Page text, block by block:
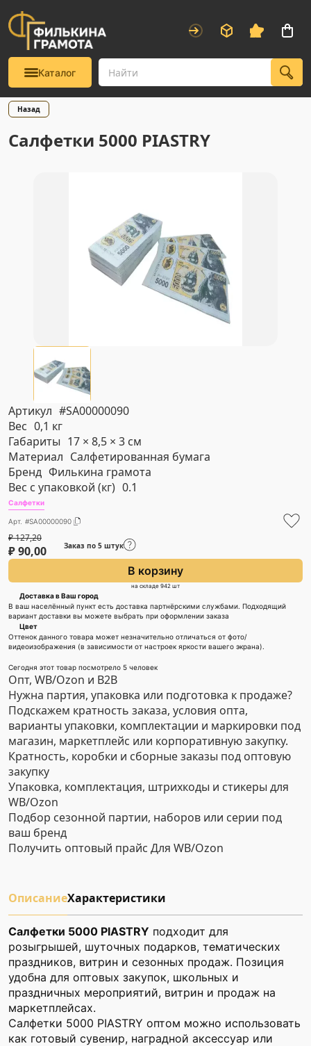
Каталог
Назад
Салфетки 5000 PIASTRY
Артикул #SA00000090
Вес 0,1 кг
Габариты 17 × 8,5 × 3 см
Материал Салфетированная бумага
Бренд Филькина грамота
Вес с упаковкой (кг) 0.1
Салфетки
Арт. #SA00000090
₽127,20
₽90,00 Заказ по 5 штук
В корзину
на складе 942 шт
Доставка в Ваш город
В ваш населённый пункт есть доставка партнёрскими службами. Подходящий
вариант доставки вы можете выбрать при оформлении заказа
Цвет
Оттенок данного товара может незначительно отличаться от фото/
видеоизображения (в зависимости от настроек яркости вашего экрана).
Сегодня этот товар посмотрело 5 человек
Опт, WB/Ozon и B2B
Нужна партия, упаковка или подготовка к продаже?
Подскажем кратность заказа, условия опта,
варианты упаковки, комплектации и маркировки под
магазин, маркетплейс или корпоративную закупку.
Кратность, коробки и сборные заказы под оптовую
закупку
Упаковка, комплектация, штрихкоды и стикеры для
WB/Ozon
Подбор сезонной партии, наборов или серии под
ваш бренд
Получить оптовый прайс Для WB/Ozon
ОписаниеХарактеристики
Салфетки 5000 PIASTRY подходит для
розыгрышей, шуточных подарков, тематических
праздников, витрин и сезонных продаж. Позиция
удобна для оптовых закупок, школьных и
праздничных мероприятий, витрин и продаж на
маркетплейсах.
Салфетки 5000 PIASTRY оптом можно использовать
как готовый сувенир, наградной аксессуар или